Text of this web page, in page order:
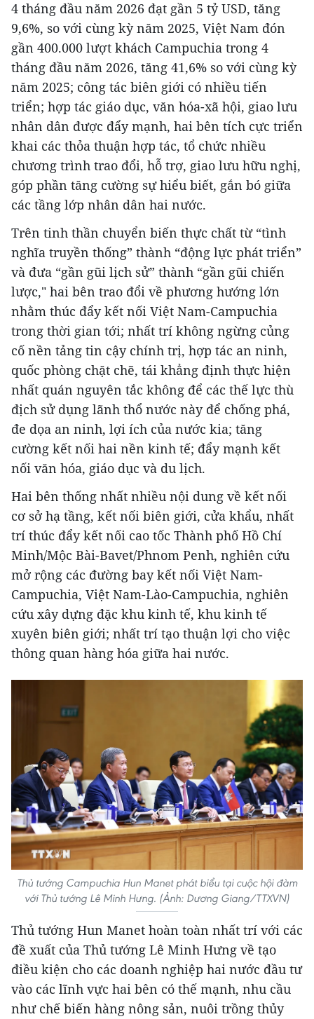
4 tháng đầu năm 2026 đạt gần 5 tỷ USD, tăng
9,6%, so với cùng kỳ năm 2025, Việt Nam đón
gần 400.000 lượt khách Campuchia trong 4
tháng đầu năm 2026, tăng 41,6% so với cùng kỳ
năm 2025; công tác biên giới có nhiều tiến
triển; hợp tác giáo dục, văn hóa-xã hội, giao lưu
nhân dân được đẩy mạnh, hai bên tích cực triển
khai các thỏa thuận hợp tác, tổ chức nhiều
chương trình trao đổi, hỗ trợ, giao lưu hữu nghị,
góp phần tăng cường sự hiểu biết, gắn bó giữa
các tầng lớp nhân dân hai nước.
Trên tinh thần chuyển biến thực chất từ “tình
nghĩa truyền thống” thành “động lực phát triển”
và đưa “gần gũi lịch sử” thành “gần gũi chiến
lược," hai bên trao đổi về phương hướng lớn
nhằm thúc đẩy kết nối Việt Nam-Campuchia
trong thời gian tới; nhất trí không ngừng củng
cố nền tảng tin cậy chính trị, hợp tác an ninh,
quốc phòng chặt chẽ, tái khẳng định thực hiện
nhất quán nguyên tắc không để các thế lực thù
địch sử dụng lãnh thổ nước này để chống phá,
đe dọa an ninh, lợi ích của nước kia; tăng
cường kết nối hai nền kinh tế; đẩy mạnh kết
nối văn hóa, giáo dục và du lịch.
Hai bên thống nhất nhiều nội dung về kết nối
cơ sở hạ tầng, kết nối biên giới, cửa khẩu, nhất
trí thúc đẩy kết nối cao tốc Thành phố Hồ Chí
Minh/Mộc Bài-Bavet/Phnom Penh, nghiên cứu
mở rộng các đường bay kết nối Việt Nam-
Campuchia, Việt Nam-Lào-Campuchia, nghiên
cứu xây dựng đặc khu kinh tế, khu kinh tế
xuyên biên giới; nhất trí tạo thuận lợi cho việc
thông quan hàng hóa giữa hai nước.
Thủ tướng Campuchia Hun Manet phát biểu tại cuộc hội đàm
với Thủ tướng Lê Minh Hưng. (Ảnh: Dương Giang/TTXVN)
Thủ tướng Hun Manet hoàn toàn nhất trí với các
đề xuất của Thủ tướng Lê Minh Hưng về tạo
điều kiện cho các doanh nghiệp hai nước đầu tư
vào các lĩnh vực hai bên có thế mạnh, nhu cầu
như chế biến hàng nông sản, nuôi trồng thủy